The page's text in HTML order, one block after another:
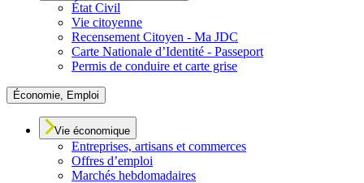
État Civil
Vie citoyenne
Recensement Citoyen - Ma JDC
Carte Nationale d’Identité - Passeport
Permis de conduire et carte grise
Économie, Emploi
Vie économique
Entreprises, artisans et commerces
Offres d’emploi
Marchés hebdomadaires